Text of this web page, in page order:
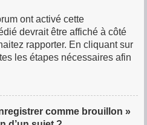
ont activé cette
devrait être affiché à côté
rapporter. En cliquant sur
les étapes nécessaires afin
comme brouillon »